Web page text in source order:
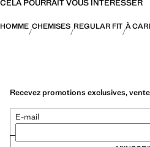
CELA POURRAIT VOUS INTÉRESSER
HOMME CHEMISES REGULAR FIT À
Recevez promotions exclusives,
E-mail